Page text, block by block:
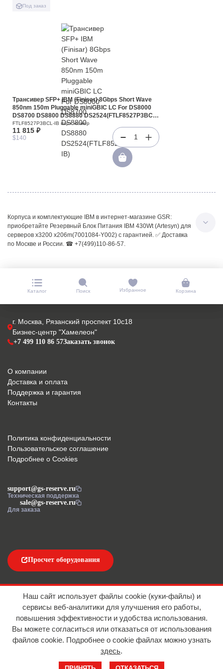
Под заказ
Трансивер SFP+ IBM (Finisar) 8Gbps Short Wave
850nm 150m Pluggable miniGBIC LC For DS8000
DS8700 DS8800 DS8880 DS2524(FTLF8527P3BCL-
IB)
FTLF8527P3BCL-IB парт. номер
11 815 ₽
$140 1
Корпуса и комплектующие IBM в интернет-магазине GSR:
приобретайте Резервный Блок Питания IBM 430Wt (Artesyn) для
серверов x3200 x206m(7001084-Y002) с гарантией. ✅ Доставка
по Москве и России. ☎ +7(499)110-86-57.
Каталог Поиск Избранное Корзина
г. Москва, Рязанский проспект 10с18
Бизнес-центр "Хамелеон"
+7 499 110 86 57Заказать звонок
support@gs-reserve.ru
Техническая поддержка
sale@gs-reserve.ru
Для заказа
О компании
Доставка и оплата
Поддержка и гарантия
Контакты
Просчет оборудования
Политика конфиденциальности
Пользовательское соглашение
Подробнее о Cookies
Наш сайт использует файлы cookie (куки-файлы) и
сервисы веб-аналитики для улучшения его работы,
повышения эффективности и удобства использования.
Вы можете согласиться или отказаться от использования
файлов сookie. Подробнее о cookie файлах можно узнать
здесь.